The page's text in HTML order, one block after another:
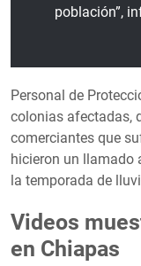
población”,
Personal de
colonias afectadas,
comerciantes que
hicieron un llamado
la temporada de
Videos
en Chiapas